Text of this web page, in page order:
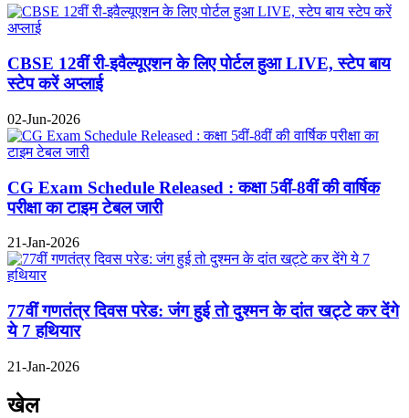
CBSE 12वीं री-इवैल्यूएशन के लिए पोर्टल हुआ LIVE, स्टेप बाय
स्टेप करें अप्लाई
02-Jun-2026
CG Exam Schedule Released : कक्षा 5वीं-8वीं की वार्षिक
परीक्षा का टाइम टेबल जारी
21-Jan-2026
77वीं गणतंत्र दिवस परेड: जंग हुई तो दुश्मन के दांत खट्टे कर देंगे
ये 7 हथियार
21-Jan-2026
खेल